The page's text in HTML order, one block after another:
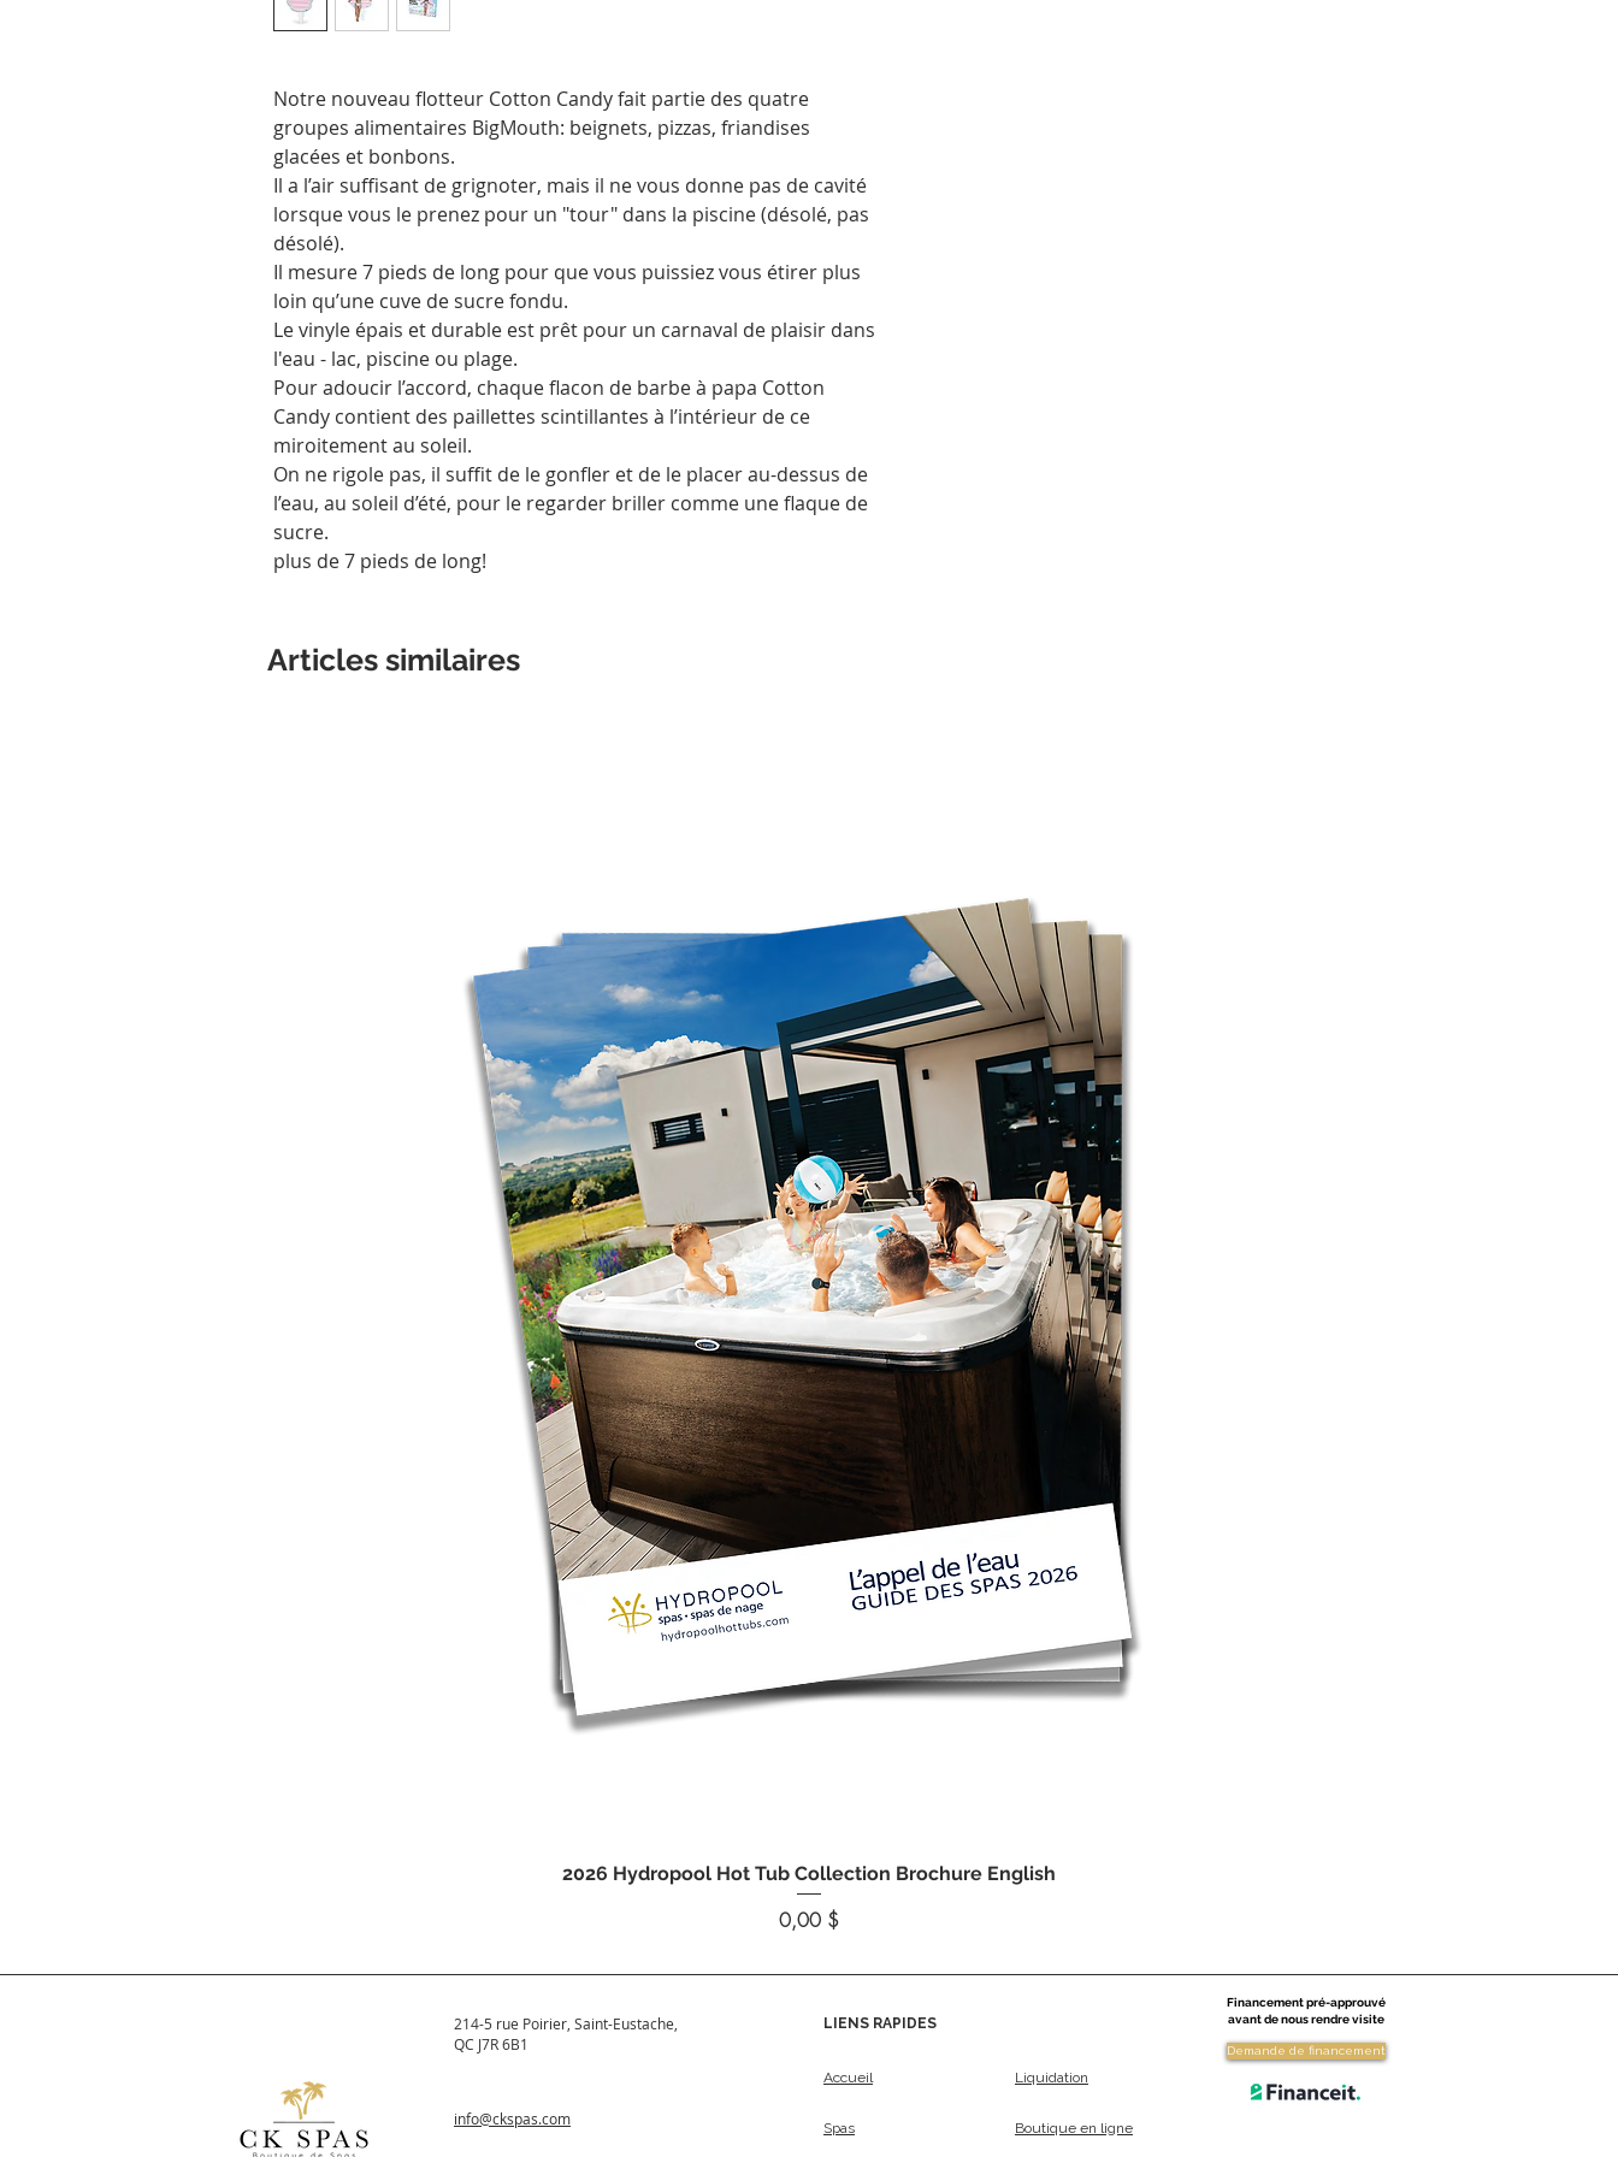
Notre nouveau flotteur Cotton Candy fait partie des quatre
groupes alimentaires BigMouth: beignets, pizzas, friandises
glacées et bonbons.
Il a l’air suffisant de grignoter, mais il ne vous donne pas de cavité
lorsque vous le prenez pour un "tour" dans la piscine (désolé, pas
désolé).
Il mesure 7 pieds de long pour que vous puissiez vous étirer plus
loin qu’une cuve de sucre fondu.
Le vinyle épais et durable est prêt pour un carnaval de plaisir dans
l'eau - lac, piscine ou plage.
Pour adoucir l’accord, chaque flacon de barbe à papa Cotton
Candy contient des paillettes scintillantes à l’intérieur de ce
miroitement au soleil.
On ne rigole pas, il suffit de le gonfler et de le placer au-dessus de
l’eau, au soleil d’été, pour le regarder briller comme une flaque de
sucre.
plus de 7 pieds de long!
Articles similaires
Aperçu rapide
2026 Hydropool Hot Tub Collection Brochure English
Prix
0,00 $
214-5 rue Poirier, Saint-Eustache,
QC J7R 6B1
info@ckspas.com
LIENS RAPIDES
Accueil Liquidation
Financement pré-approuvé
avant de nous rendre visite
Demande de financement
Spas Boutique en ligne